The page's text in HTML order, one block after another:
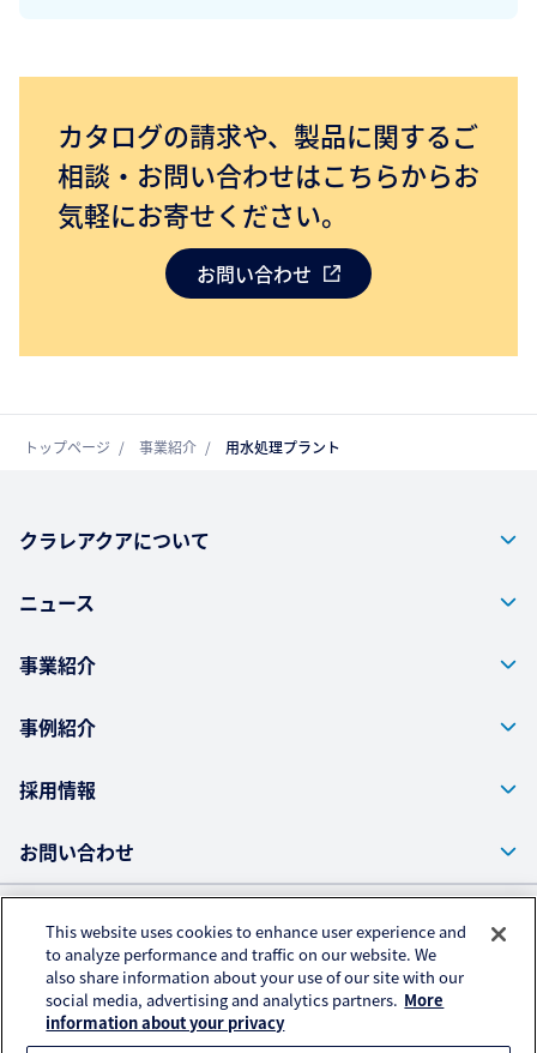
カタログの請求や、製品に関するご
相談・お問い合わせはこちらからお
気軽にお寄せください。
お問い合わせ
トップページ 事業紹介 用水処理プラント
クラレアクアについて
ニュース
事業紹介
事例紹介
採用情報
お問い合わせ
株式会社クラレ ウェブサイト
プライバシーポリシー
アクセスデータの取扱いについて
This website uses cookies to enhance user experience and
to analyze performance and traffic on our website. We
also share information about your use of our site with our
social media, advertising and analytics partners. More
information about your privacy